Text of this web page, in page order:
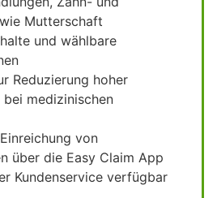
Mutterschaft
und wählbare
Reduzierung hoher
bei medizinischen
von
über die Easy Claim App
Kundenservice verfügbar